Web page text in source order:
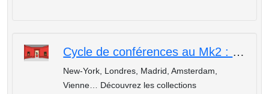
Cycle de conférences au Mk2 : Les plus beaux musées du monde, Le Metropolitan Museum de New-York
New-York, Londres, Madrid, Amsterdam,
Vienne… Découvrez les collections